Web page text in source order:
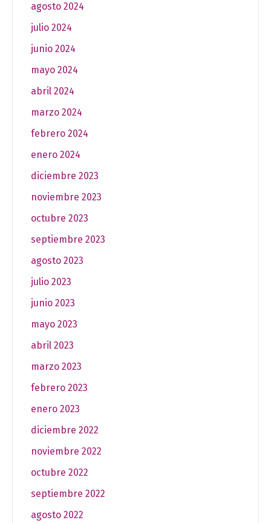
agosto 2024
julio 2024
junio 2024
mayo 2024
abril 2024
marzo 2024
febrero 2024
enero 2024
diciembre 2023
noviembre 2023
octubre 2023
septiembre 2023
agosto 2023
julio 2023
junio 2023
mayo 2023
abril 2023
marzo 2023
febrero 2023
enero 2023
diciembre 2022
noviembre 2022
octubre 2022
septiembre 2022
agosto 2022